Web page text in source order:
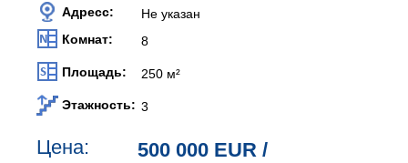
Адресс:
Не указан
Комнат:
8
Площадь: 250 м²
Этажность: 3
Цена: 500 000 EUR /